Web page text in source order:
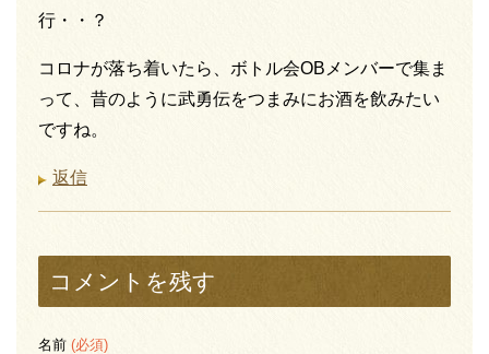
行・・？
コロナが落ち着いたら、ボトル会OBメンバーで集ま
って、昔のように武勇伝をつまみにお酒を飲みたい
ですね。
返信
コメントを残す
名前 (必須)